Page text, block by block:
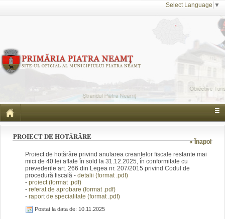
Select Language ▼
☰
« Înapoi
PROIECT DE HOTĂRÂRE
Proiect de hotărâre privind anularea creanțelor fiscale restante mai
mici de 40 lei aflate în sold la 31.12.2025, în conformitate cu
prevederile art. 266 din Legea nr. 207/2015 privind Codul de
procedură fiscală - detalii (format .pdf)
- proiect (format .pdf)
- referat de aprobare (format .pdf)
- raport de specialitate (format .pdf)
Postat la data de: 10.11.2025